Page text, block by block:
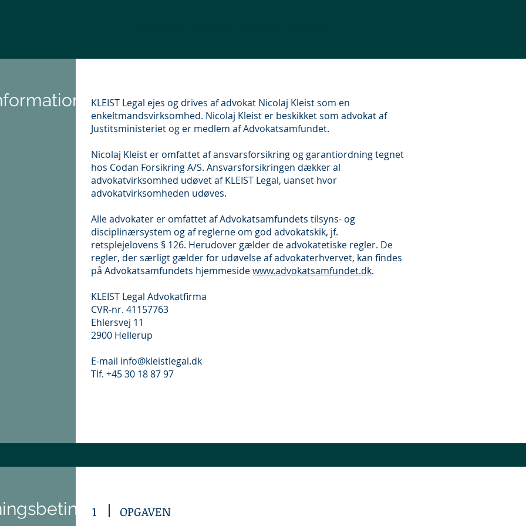
KLEIST Legal ejes og drives af advokat Nicolaj Kleist som en
enkeltmandsvirksomhed. Nicolaj Kleist er beskikket som advokat af
Justitsministeriet og er medlem af Advokatsamfundet.
Nicolaj Kleist er omfattet af ansvarsforsikring og garantiordning tegnet
hos Codan Forsikring A/S. Ansvarsforsikringen dækker al
advokatvirksomhed udøvet af KLEIST Legal, uanset hvor
advokatvirksomheden udøves.
Alle advokater er omfattet af Advokatsamfundets tilsyns- og
disciplinærsystem og af reglerne om god advokatskik, jf.
retsplejelovens § 126. Herudover gælder de advokatetiske regler. De
regler, der særligt gælder for udøvelse af advokaterhvervet, kan findes
på Advokatsamfundets hjemmesidewww.advokatsamfundet.dk.
KLEIST Legal Advokatfirma
CVR-nr. 41157763
Ehlersvej 11
2900 Hellerup
E-mail info@kleistlegal.dk
Tlf. +45 30 18 87 97
1 OPGAVEN